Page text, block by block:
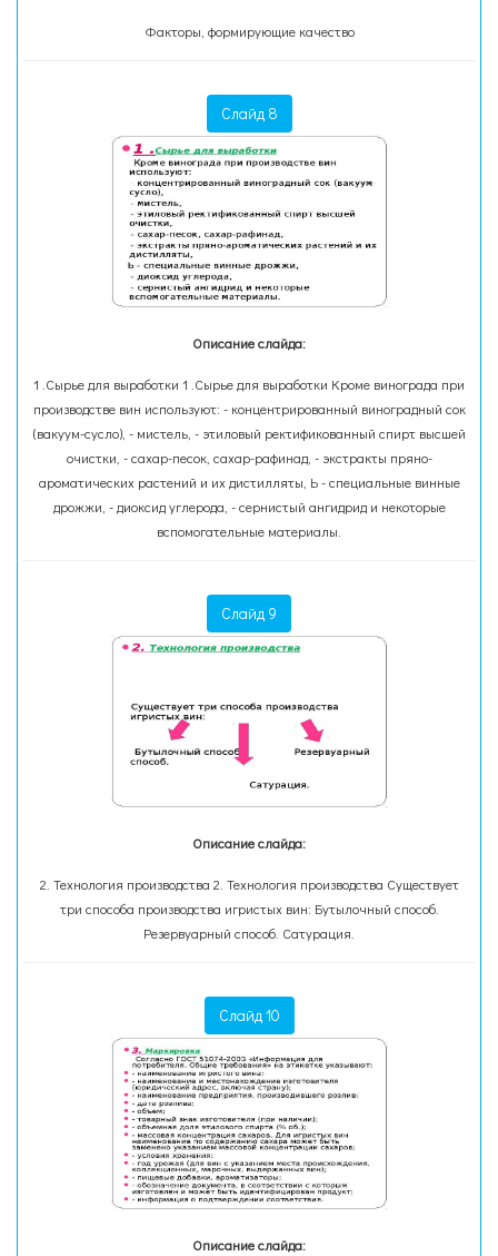
Факторы, формирующие качество
Слайд 8
Описание слайда:
1 .Сырье для выработки 1 .Сырье для выработки Кроме винограда при
производстве вин используют: - концентрированный виноградный сок
(вакуум-сусло), - мистель, - этиловый ректификованный спирт высшей
очистки, - сахар-песок, сахар-рафинад, - экстракты пряно-
ароматических растений и их дистилляты, Ь - специальные винные
дрожжи, - диоксид углерода, - сернистый ангидрид и некоторые
вспомогательные материалы.
Слайд 9
Описание слайда:
2. Технология производства 2. Технология производства Существует
три способа производства игристых вин: Бутылочный способ.
Резервуарный способ. Сатурация.
Слайд 10
Описание слайда: